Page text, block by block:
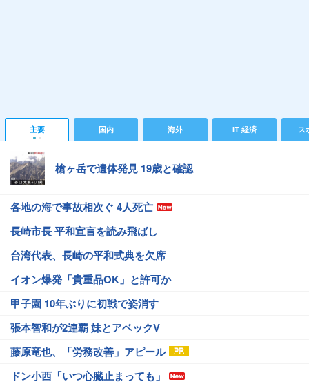
主要 国内 海外 IT 経済 ス
槍ヶ岳で遺体発見 19歳と確認
各地の海で事故相次ぐ 4人死亡
長崎市長 平和宣言を読み飛ばし
台湾代表、長崎の平和式典を欠席
イオン爆発「貴重品OK」と許可か
甲子園 10年ぶりに初戦で姿消す
張本智和が2連覇 妹とアベックV
藤原竜也、「労務改善」アピール
ドン小西「いつ心臓止まっても」